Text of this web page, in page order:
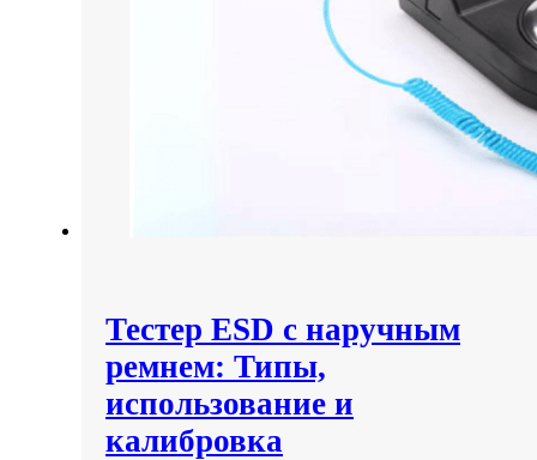
Тестер ESD с наручным
ремнем: Типы,
использование и
калибровка